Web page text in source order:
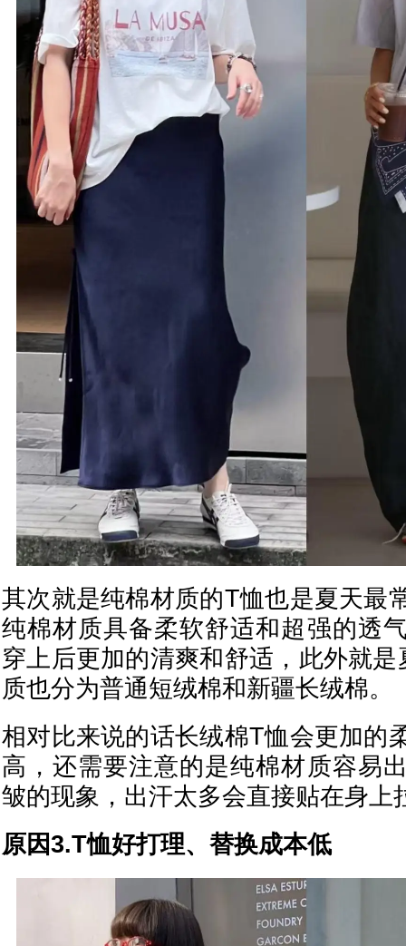
其次就是纯棉材质的T恤也是夏天最
纯棉材质具备柔软舒适和超强的透
穿上后更加的清爽和舒适，此外就
质也分为普通短绒棉和新疆长绒棉。
相对比来说的话长绒棉T恤会更加的
高，还需要注意的是纯棉材质容易
皱的现象，出汗太多会直接贴在身上
原因3.T恤好打理、替换成本低